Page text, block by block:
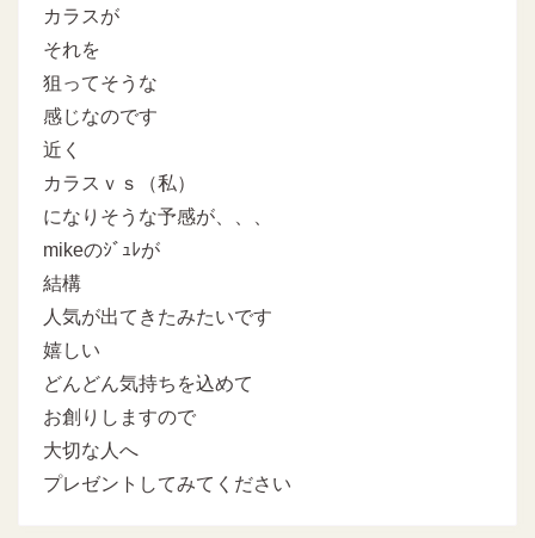
カラスが
それを
狙ってそうな
感じなのです
近く
カラスｖｓ（私）
になりそうな予感が、、、
mikeのｼﾞｭﾚが
結構
人気が出てきたみたいです
嬉しい
どんどん気持ちを込めて
お創りしますので
大切な人へ
プレゼントしてみてください